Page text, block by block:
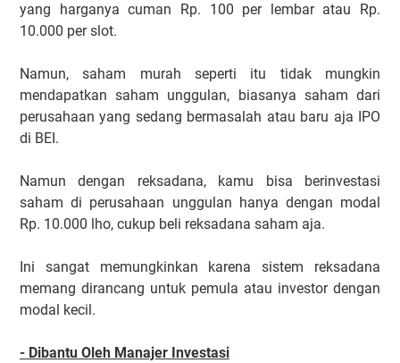
yang harganya cuman Rp. 100 per lembar atau Rp.
10.000 per slot.
Namun, saham murah seperti itu tidak mungkin
mendapatkan saham unggulan, biasanya saham dari
perusahaan yang sedang bermasalah atau baru aja IPO
di BEI.
Namun dengan reksadana, kamu bisa berinvestasi
saham di perusahaan unggulan hanya dengan modal
Rp. 10.000 lho, cukup beli reksadana saham aja.
Ini sangat memungkinkan karena sistem reksadana
memang dirancang untuk pemula atau investor dengan
modal kecil.
- Dibantu Oleh Manajer Investasi